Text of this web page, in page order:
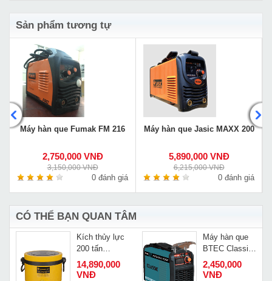
Sản phẩm tương tự
Máy hàn que Fumak FM 216
2,750,000 VNĐ
3,150,000 VNĐ
0 đánh giá
Máy hàn que Jasic MAXX 200
5,890,000 VNĐ
6,215,000 VNĐ
0 đánh giá
CÓ THỂ BẠN QUAN TÂM
Kích thủy lực
200 tấn
150mm
Changyou
14,890,000
VNĐ
Máy hàn que
BTEC Classic
ARC-200A
2,450,000
VNĐ